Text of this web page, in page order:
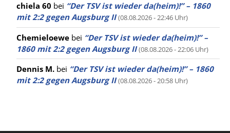
chiela 60 bei “Der TSV ist wieder da(heim)!” – 1860
mit 2:2 gegen Augsburg II (08.08.2026 - 22:46 Uhr)
Chemieloewe bei “Der TSV ist wieder da(heim)!” –
1860 mit 2:2 gegen Augsburg II (08.08.2026 - 22:06 Uhr)
Dennis M. bei “Der TSV ist wieder da(heim)!” – 1860
mit 2:2 gegen Augsburg II (08.08.2026 - 20:58 Uhr)